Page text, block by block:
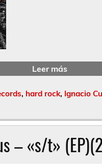
Leer más
, hard rock, Ignacio
– «s/t»